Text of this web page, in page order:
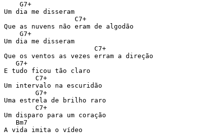
    G7+
Um dia me disseram
                  C7+
Que as nuvens não eram de algodão
    G7+
Um dia me disseram
                       C7+
Que os ventos as vezes erram a direção
   G7+
E tudo ficou tão claro
        C7+
Um intervalo na escuridão
        G7+
Uma estrela de brilho raro
        C7+
Um disparo para um coração
   Bm7
A vida imita o vídeo